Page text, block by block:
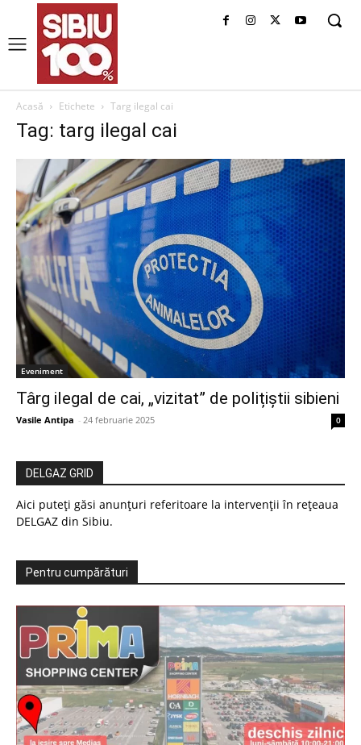
Acasă Etichete Targ ilegal cai
Tag: targ ilegal cai
Eveniment
Târg ilegal de cai, „vizitat” de polițiștii sibieni
Vasile Antipa - 24 februarie 2025 0
DELGAZ GRID
Aici puteți găsi anunțuri referitoare la intervenții în rețeaua
DELGAZ din Sibiu.
Pentru cumpărături